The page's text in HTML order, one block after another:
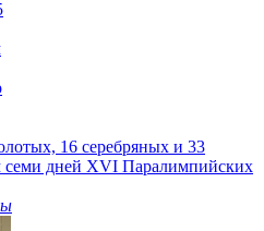
16 серебряных и 33
семи дней XVI Паралимпийских